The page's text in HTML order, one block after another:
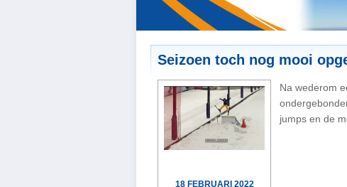
Seizoen toch nog mooi
18 FEBRUARI 2022
Na wederom
jumps en de